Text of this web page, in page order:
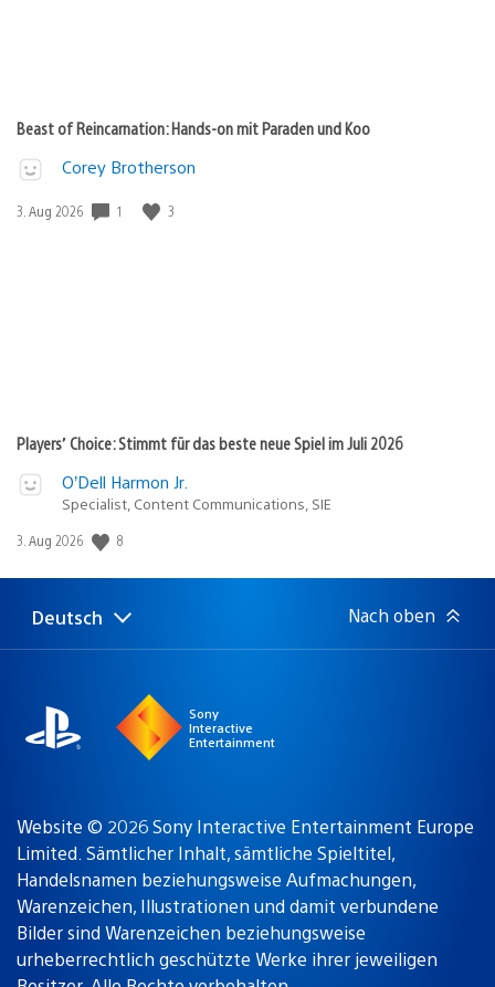
Beast of Reincarnation: Hands-on mit Paraden und Koo
Corey Brotherson
Veröffentlichungsdatum:
3. Aug 2026 1 3
Players’ Choice: Stimmt für das beste neue Spiel im Juli 2026
O’Dell Harmon Jr.
Specialist, Content Communications, SIE
Veröffentlichungsdatum:
3. Aug 2026 8
Select
a
Aktuelle
Region:
Deutsch Nach oben
Sony
Interactive
Entertainment
Website © 2026 Sony Interactive Entertainment Europe
Limited. Sämtlicher Inhalt, sämtliche Spieltitel,
Handelsnamen beziehungsweise Aufmachungen,
Warenzeichen, Illustrationen und damit verbundene
Bilder sind Warenzeichen beziehungsweise
urheberrechtlich geschützte Werke ihrer jeweiligen